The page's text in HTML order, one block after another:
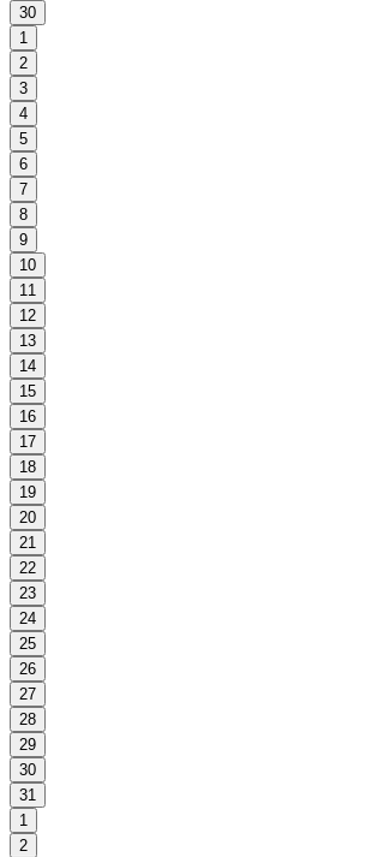
30
1
2
3
4
5
6
7
8
9
10
11
12
13
14
15
16
17
18
19
20
21
22
23
24
25
26
27
28
29
30
31
1
2